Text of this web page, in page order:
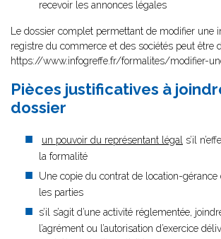
recevoir les annonces légales
Le dossier complet permettant de modifier une
registre du commerce et des sociétés peut être
https://www.infogreffe.fr/formalites/modifier-
Pièces justificatives à
dossier
un pouvoir du représentant légal s’il
la formalité
Une copie du contrat de location-gérance
les parties
s’il s’agit d’une activité réglementée,
l’agrément ou l’autorisation d’exercice